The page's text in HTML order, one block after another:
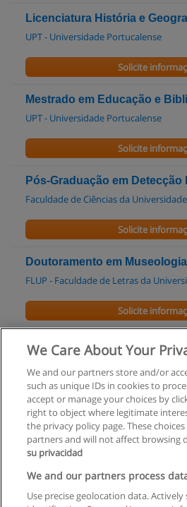
Licenciatura História e
UPT - Universidade Portucalense
Solicite
Mestrado em Educação e
UPT - Universidade Portucalense
Solicite
Pós-Graduação em Detecção
Faculdade de Ciências da
Solicite
Doutoramento em Museologia
FLUP - Faculdade de Letras da
Solicite
Mestrado em Museologia
FLUP - Faculdade de Letras da
Solicite
Regras de uso
Privacidade de
We Care About Your
We and our partners store and/or
such as unique IDs in cookies to
accept or manage your choices by
right to object where legitimate
the privacy policy page. These
partners and will not affect browsing
su privacidad
We and our partners process
Use precise geolocation data.